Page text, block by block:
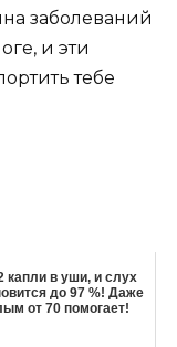
заболеваний
и эти
тебе
капли в уши, и слух
до 97 %! Даже
от 70 помогает!